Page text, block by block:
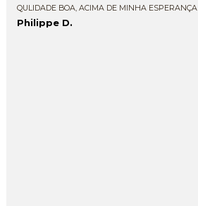
QULIDADE BOA, ACIMA DE MINHA ESPERANÇA
Philippe D.